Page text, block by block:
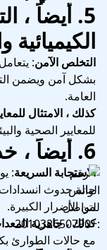
5. أيضاً ،
الكيميائية
التخلص الآمن:
بشكل آمن ويضمن
العامة.
كذلك ، الامتثال
للمعايير الصحية
6. أيضاً ،
الاستجابة السريعة:
حالة حدوث
من الأضرار الكبيرة.
كذلك ، جاهزية
مع حالات الطوارئ